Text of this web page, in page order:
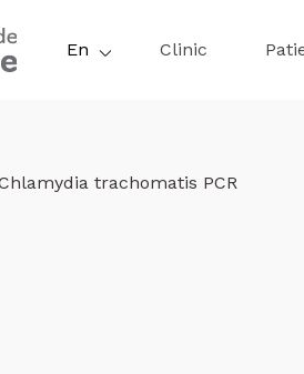
En Clinic
trachomatis PCR